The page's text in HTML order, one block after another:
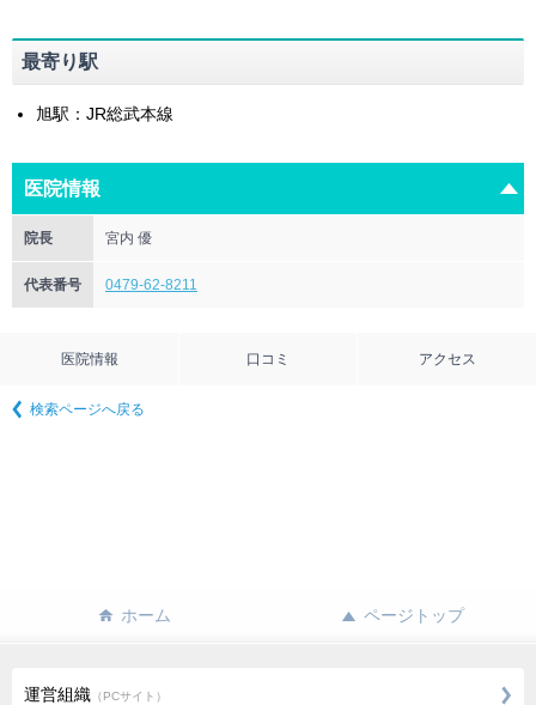
最寄り駅
旭駅：JR総武本線
医院情報
院長 宮内 優
代表番号 0479-62-8211
医院情報 口コミ アクセス
検索ページへ戻る
ホーム ページトップ
運営組織 （PCサイト）